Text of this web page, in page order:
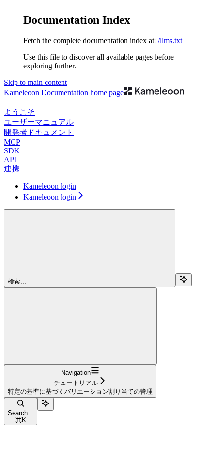
Documentation Index
Fetch the complete documentation index at: /llms.txt
Use this file to discover all available pages before
exploring further.
Skip to main content
Kameleoon Documentation home page
ようこそ
ユーザーマニュアル
開発者ドキュメント
MCP
SDK
API
連携
Kameleoon login
Kameleoon login
検索...
Navigation
チュートリアル
特定の基準に基づくバリエーション割り当ての管理
Search...
⌘K